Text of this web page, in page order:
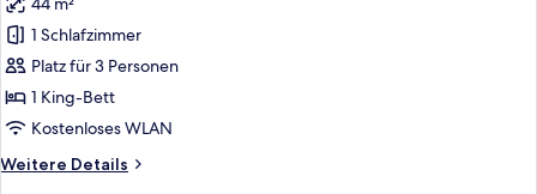
Superior-
Studio,
1 King-
Bett
anzeigen
1 Schlafzimmer
Platz für 3 Personen
1 King-Bett
Kostenloses WLAN
Weitere Details
Weitere